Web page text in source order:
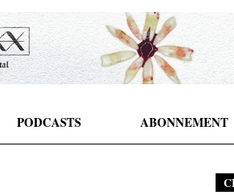
PODCASTS ABONNEMENT